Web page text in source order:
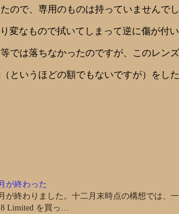
で、専用のものは持っていませんで
なもので拭いてしまって逆に傷が付
は落ちなかったのですが、このレン
というほどの額でもないですが）をした
が終わった
が終わりました。十二月末時点の構想では、
Limited を買っ…